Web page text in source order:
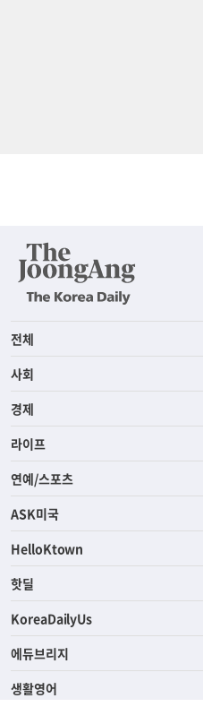
전체
사회
경제
라이프
연예/스포츠
ASK미국
HelloKtown
핫딜
KoreaDailyUs
에듀브리지